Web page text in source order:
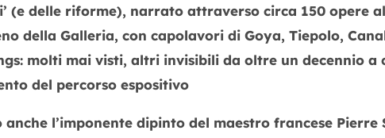
(e delle riforme), narrato attraverso circa 150 opere
della Galleria, con capolavori di Goya, Tiepolo,
molti mai visti, altri invisibili da oltre un decennio a
del percorso espositivo
anche l’imponente dipinto del maestro francese Pierre